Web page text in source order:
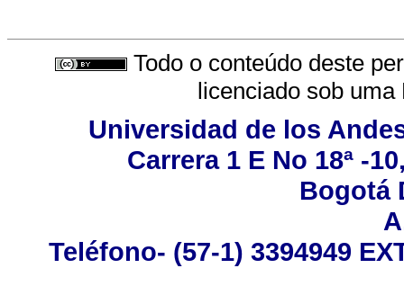
Todo o conteúdo deste
licenciado sob uma
Universidad de los
Carrera 1 E No 18ª -
Bogotá
Teléfono- (57-1) 3394949